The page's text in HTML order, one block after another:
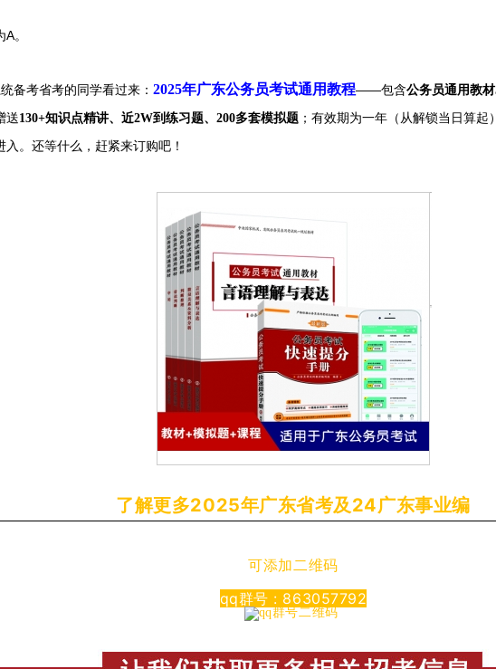
。
备考省考的同学看过来： 2025年广东公务员考试通用教程——包含公务员通用教
送130+知识点精讲、近2W到练习题、200多套模拟题 ； 有效期为一年（从解锁当日算起
。 还等什么，赶紧来订购吧！
了解更多2025年广东省考及24广东事业编
可添加二维码
qq群号 : 863057792